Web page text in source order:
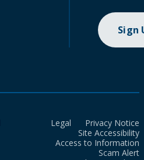
Sign
Legal
Privacy Notice
Site Accessibility
Access to Information
Scam Alert